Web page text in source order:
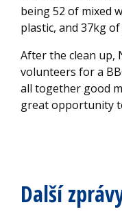
being 52 of mixed
plastic, and 37kg of
After the clean up,
volunteers for a
all together good
great opportunity
Další